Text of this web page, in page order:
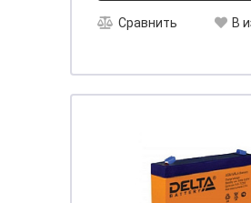
Сравнить В